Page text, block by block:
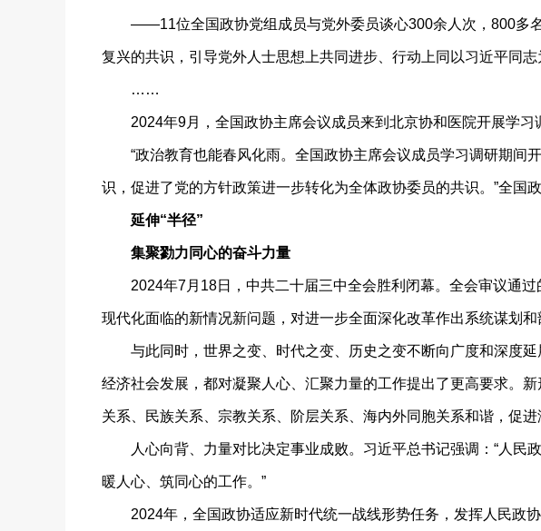
——11位全国政协党组成员与党外委员谈心300余人次，800多名
复兴的共识，引导党外人士思想上共同进步、行动上同以习近平同志
……
2024年9月，全国政协主席会议成员来到北京协和医院开展学习
“政治教育也能春风化雨。全国政协主席会议成员学习调研期间
识，促进了党的方针政策进一步转化为全体政协委员的共识。”全国
延伸“半径”
集聚勠力同心的奋斗力量
2024年7月18日，中共二十届三中全会胜利闭幕。全会审议通过
现代化面临的新情况新问题，对进一步全面深化改革作出系统谋划
与此同时，世界之变、时代之变、历史之变不断向广度和深度延
经济社会发展，都对凝聚人心、汇聚力量的工作提出了更高要求。
关系、民族关系、宗教关系、阶层关系、海内外同胞关系和谐，促
人心向背、力量对比决定事业成败。习近平总书记强调：“人民
暖人心、筑同心的工作。”
2024年，全国政协适应新时代统一战线形势任务，发挥人民政协